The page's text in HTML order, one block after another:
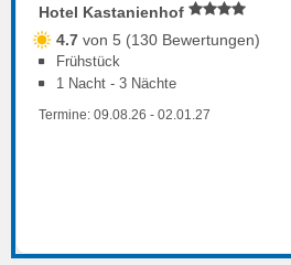
Hotel Kastanienhof
4.7 von 5 (130 Bewertungen)
Frühstück
1 Nacht - 3 Nächte
Termine: 09.08.26 - 02.01.27